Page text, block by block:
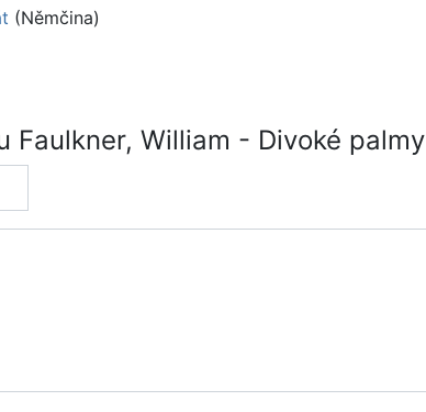
(Němčina)
Faulkner, William - Divoké palmy